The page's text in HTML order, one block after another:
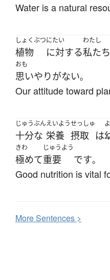
Water is a natural
しょくぶつ
植物
にたい
に対する
わたし
私たち
おも
思いやりがない。
Our attitude toward
じゅうぶん
十分な
えいよう
栄養
せっしゅ
摂取 は
きわ
極めて
じゅうよう
重要 です。
Good nutrition is vital
MoreSentences >